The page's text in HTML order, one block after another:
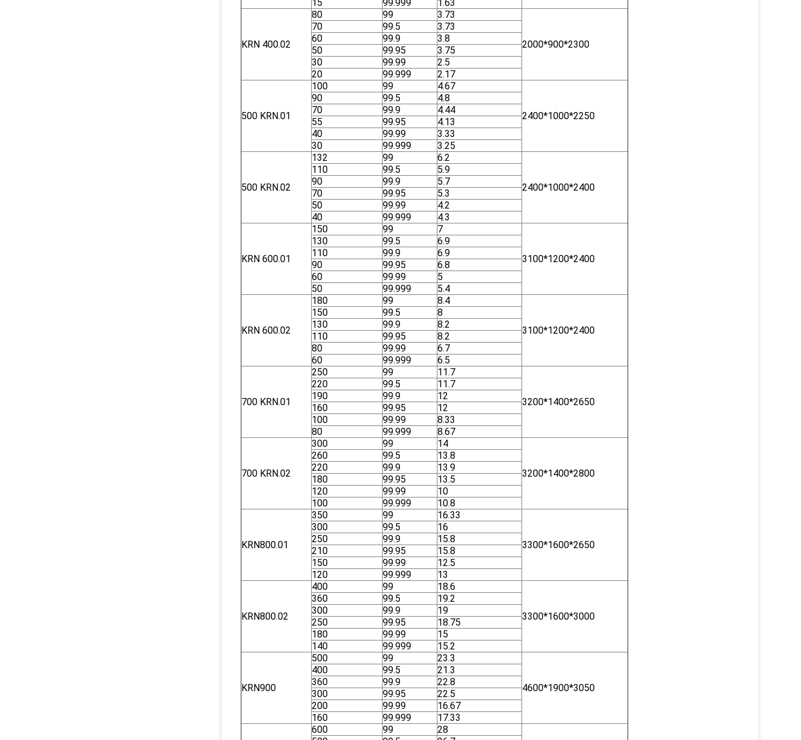
15
99.999 1.63
KRN 400.02
80 99 3.73
2000*900*2300
70 99.5
3.73
60
99.9
3.8
50
99.95
3.75
30
99.99
2.5
20
99.999 2.17
500 KRN.01
100 99 4.67
2400*1000*2250
90 99.5
4.8
70
99.9
4.44
55
99.95
4.13
40
99.99
3.33
30
99.999 3.25
500 KRN.02
132 99 6.2
2400*1000*2400
110 99.5
5.9
90
99.9
5.7
70
99.95
5.3
50
99.99
4.2
40
99.999 4.3
KRN 600.01
150 99 7
3100*1200*2400
130 99.5
6.9
110
99.9
6.9
90
99.95
6.8
60
99.99
5
50
99.999 5.4
KRN 600.02
180 99 8.4
3100*1200*2400
150 99.5
8
130
99.9
8.2
110
99.95
8.2
80
99.99
6.7
60
99.999 6.5
700 KRN.01
250 99 11.7
3200*1400*2650
220 99.5
11.7
190
99.9
12
160
99.95
12
100
99.99
8.33
80
99.999 8.67
700 KRN.02
300 99 14
3200*1400*2800
260 99.5
13.8
220
99.9
13.9
180
99.95
13.5
120
99.99
10
100
99.999 10.8
KRN800.01
350 99 16.33
3300*1600*2650
300 99.5
16
250
99.9
15.8
210
99.95
15.8
150
99.99
12.5
120
99.999 13
KRN800.02
400 99 18.6
3300*1600*3000
360 99.5
19.2
300
99.9
19
250
99.95
18.75
180
99.99
15
140
99.999 15.2
KRN900
500 99 23.3
4600*1900*3050
400 99.5
21.3
360
99.9
22.8
300
99.95
22.5
200
99.99
16.67
160
99.999
17.33
600
99
28